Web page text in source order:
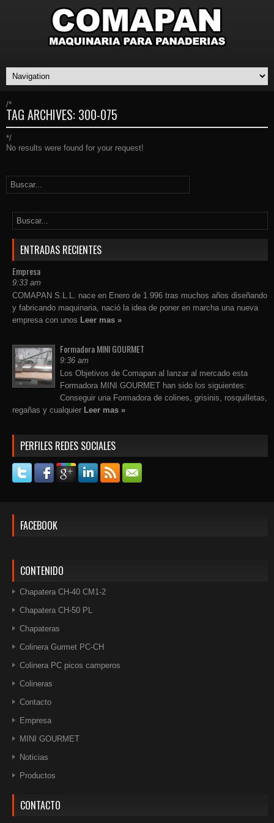
/*
TAG ARCHIVES: 300-075
*/
No results were found for your request!
ENTRADAS RECIENTES
Empresa
9:33 am
COMAPAN S.L.L. nace en Enero de 1.996 tras muchos años diseñando
y fabricando maquinaria, nació la idea de poner en marcha una nueva
empresa con unos Leer mas »
Formadora MINI GOURMET
9:36 am
Los Objetivos de Comapan al lanzar al mercado esta
Formadora MINI GOURMET han sido los siguientes:
Conseguir una Formadora de colines, grisinis, rosquilletas,
regañas y cualquier Leer mas »
PERFILES REDES SOCIALES
FACEBOOK
CONTENIDO
Chapatera CH-40 CM1-2
Chapatera CH-50 PL
Chapateras
Colinera Gurmet PC-CH
Colinera PC picos camperos
Colineras
Contacto
Empresa
MINI GOURMET
Noticias
Productos
CONTACTO